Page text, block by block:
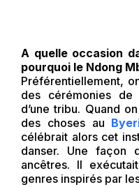
A quelle occasion
pourquoi le Ndong
Préférentiellement,
des cérémonies de
d’une tribu. Quand
des choses au
célébrait alors cet
danser. Une façon
ancêtres. Il
genres inspirés par